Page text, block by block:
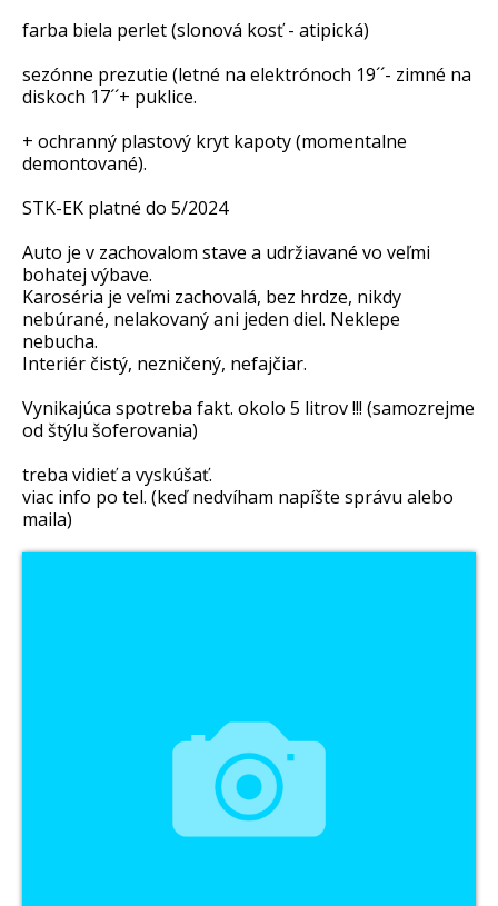
farba biela perlet (slonová kosť - atipická)
sezónne prezutie (letné na elektrónoch 19´´- zimné na
diskoch 17´´+ puklice.
+ ochranný plastový kryt kapoty (momentalne
demontované).
STK-EK platné do 5/2024
Auto je v zachovalom stave a udržiavané vo veľmi
bohatej výbave.
Karoséria je veľmi zachovalá, bez hrdze, nikdy
nebúrané, nelakovaný ani jeden diel. Neklepe
nebucha.
Interiér čistý, nezničený, nefajčiar.
Vynikajúca spotreba fakt. okolo 5 litrov !!! (samozrejme
od štýlu šoferovania)
treba vidieť a vyskúšať.
viac info po tel. (keď nedvíham napíšte správu alebo
maila)